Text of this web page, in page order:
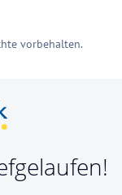
vorbehalten.